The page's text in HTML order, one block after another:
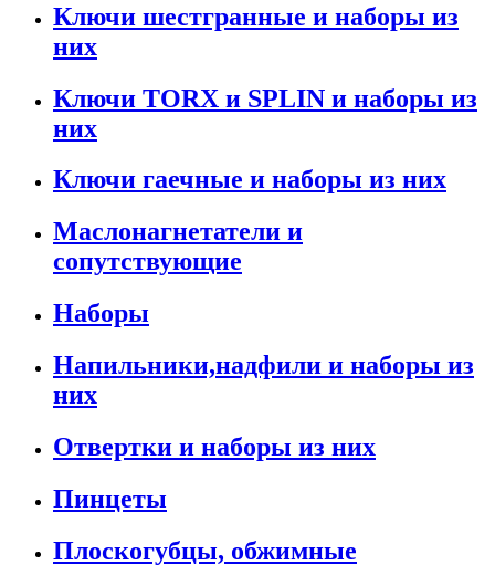
Ключи шестгранные и наборы из
них
Ключи TORX и SPLIN и наборы из
них
Ключи гаечные и наборы из них
Маслонагнетатели и
сопутствующие
Наборы
Напильники,надфили и наборы из
них
Отвертки и наборы из них
Пинцеты
Плоскогубцы, обжимные